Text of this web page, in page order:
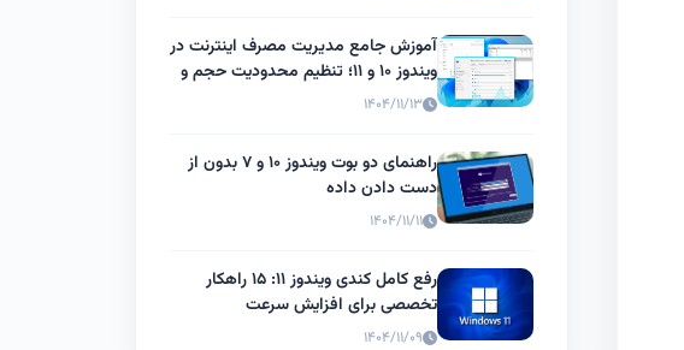
آموزش جامع مدیریت مصرف اینترنت در
ویندوز ۱۰ و ۱۱؛ تنظیم محدودیت حجم و
Metered
۱۴۰۴/۱۱/۱۳
راهنمای دو بوت ویندوز ۱۰ و ۷ بدون از
دست دادن داده
۱۴۰۴/۱۱/۱۱
رفع کامل کندی ویندوز ۱۱: ۱۵ راهکار
تخصصی برای افزایش سرعت
۱۴۰۴/۱۱/۰۹